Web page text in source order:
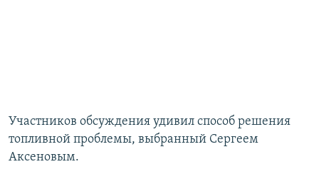
Участников обсуждения удивил способ решения
топливной проблемы, выбранный Сергеем
Аксеновым.​